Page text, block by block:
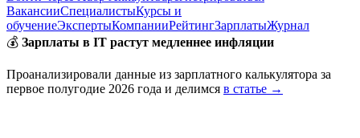
ВакансииСпециалистыКурсы и
обучениеЭкспертыКомпанииРейтингЗарплатыЖурнал
💰 Зарплаты в IT растут медленнее инфляции
Проанализировали данные из зарплатного калькулятора за
первое полугодие 2026 года и делимся в статье →